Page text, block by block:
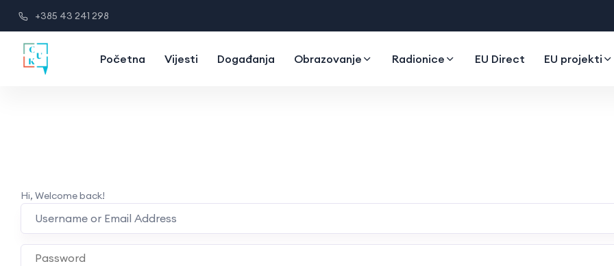
+385 43 241 298
Početna Vijesti Događanja Obrazovanje Radionice EU Direct EU projekti
Hi, Welcome back!